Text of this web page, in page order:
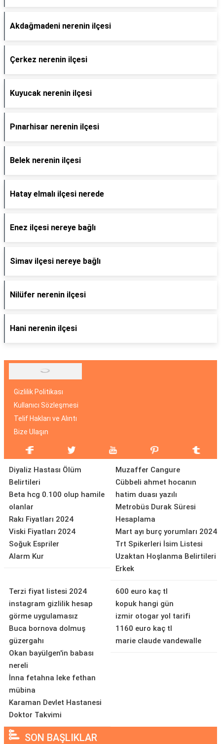
Akdağmadeni nerenin ilçesi
Çerkez nerenin ilçesi
Kuyucak nerenin ilçesi
Pınarhisar nerenin ilçesi
Belek nerenin ilçesi
Hatay elmalı ilçesi nerede
Enez ilçesi nereye bağlı
Simav ilçesi nereye bağlı
Nilüfer nerenin ilçesi
Hani nerenin ilçesi
Gizlilik Politikası
Kullanıcı Sözleşmesi
Telif Hakları ve Alıntı
Bize Ulaşın
Diyaliz Hastası Ölüm
Belirtileri
Beta hcg 0.100 olup hamile
olanlar
Rakı Fiyatları 2024
Viski Fiyatları 2024
Soğuk Espriler
Alarm Kur
Muzaffer Cangure
Cübbeli ahmet hocanın
hatim duası yazılı
Metrobüs Durak Süresi
Hesaplama
Mart ayı burç yorumları 2024
Trt Spikerleri İsim Listesi
Uzaktan Hoşlanma Belirtileri
Erkek
Terzi fiyat listesi 2024
instagram gizlilik hesap
görme uygulamasız
Buca bornova dolmuş
güzergahı
Okan bayülgen'in babası
nereli
İnna fetahna leke fethan
mübina
Karaman Devlet Hastanesi
Doktor Takvimi
600 euro kaç tl
kopuk hangi gün
izmir otogar yol tarifi
1160 euro kaç tl
marie claude vandewalle
SON BAŞLIKLAR